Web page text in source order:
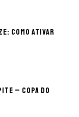
como ativar
– Copa do